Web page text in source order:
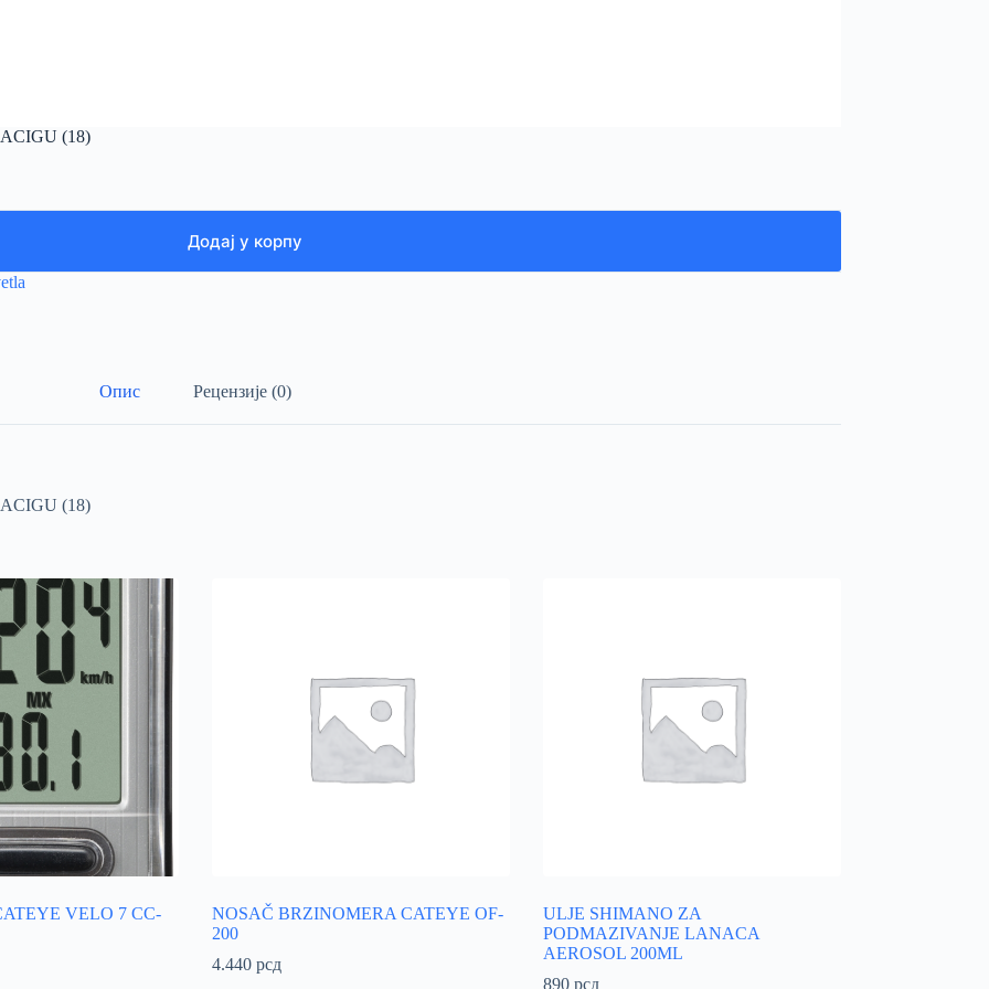
(18)
Додај у корпу
Опис Рецензије (0)
(18)
VELO 7 CC-
NOSAČ BRZINOMERA CATEYE OF-
200
4.440 рсд
ULJE SHIMANO ZA
PODMAZIVANJE LANACA
AEROSOL 200ML
890 рсд